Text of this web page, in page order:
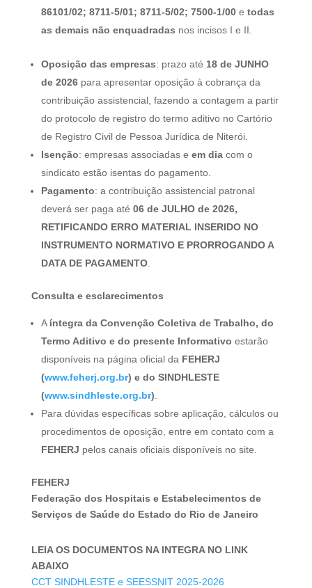
86101/02; 8711-5/01; 8711-5/02; 7500-1/00e todas
as demais não enquadradas nos incisos I e II.
Oposição das empresas: prazo até 18 de JUNHO
de 2026para apresentar oposição à cobrança da
contribuição assistencial, fazendo a contagem a partir
do protocolo de registro do termo aditivo no Cartório
de Registro Civil de Pessoa Jurídica de Niterói.
Isenção: empresas associadas e em diacom o
sindicato estão isentas do pagamento.
Pagamento: a contribuição assistencial patronal
deverá ser paga até 06 de JULHO de 2026,
RETIFICANDO ERRO MATERIAL INSERIDO NO
INSTRUMENTO NORMATIVO E PRORROGANDO A
DATA DE PAGAMENTO.
Consulta e esclarecimentos
A íntegra da Convenção Coletiva de Trabalho, do
Termo Aditivo e do presente Informativo estarão
disponíveis na página oficial da FEHERJ
(www.feherj.org.br) e do SINDHLESTE
(www.sindhleste.org.br)
Para dúvidas específicas sobre aplicação, cálculos ou
procedimentos de oposição, entre em contato com a
FEHERJ pelos canais oficiais disponíveis no site.
FEHERJ
Federação dos Hospitais e Estabelecimentos de
Serviços de Saúde do Estado do Rio de Janeiro
LEIA OS DOCUMENTOS NA INTEGRA NO LINK
ABAIXO
CCT SINDHLESTE e SEESSNIT 2025-2026